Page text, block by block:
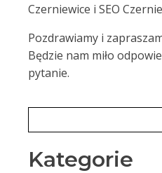
Czerniewice i SEO
Pozdrawiamy i
Będzie nam miło
pytanie.
Kategorie